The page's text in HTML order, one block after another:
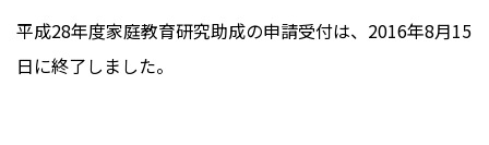
平成28年度家庭教育研究助成の申請受付は、2016年8月15
日に終了しました。